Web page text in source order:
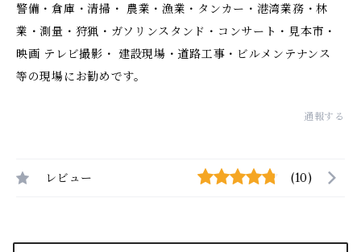
警備・倉庫・清掃・ 農業・漁業・タンカー・港湾業務・林
業・測量・狩猟・ガソリンスタンド・コンサート・見本市・
映画 テレビ撮影・ 建設現場・道路工事・ビルメンテナンス
等の現場にお勧めです。
通報する
レビュー (10)